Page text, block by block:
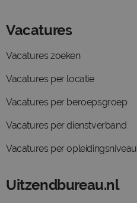
Vacatures
Vacatures zoeken
Vacatures per locatie
Vacatures per beroepsgroep
Vacatures per dienstverband
Vacatures per opleidingsniveau
Uitzendbureau.nl